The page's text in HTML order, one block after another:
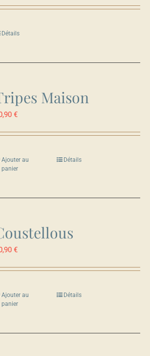
Détails
Maison
€
Ajouter au
panier
Détails
€
Ajouter au
panier
Détails